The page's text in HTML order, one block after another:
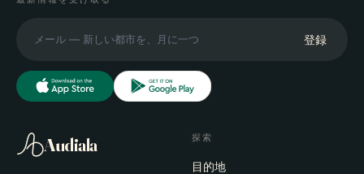
登録
Audiala 探索
目的地